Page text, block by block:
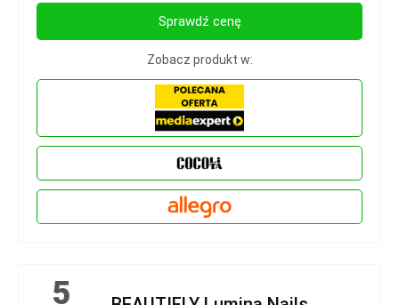
Sprawdź cenę
Zobacz produkt w:
5